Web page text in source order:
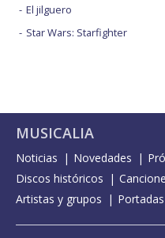
El jilguero
Star Wars: Starfighter
MUSICALIA
Noticias Novedades
Discos históricos
Artistas y grupos
Portadas